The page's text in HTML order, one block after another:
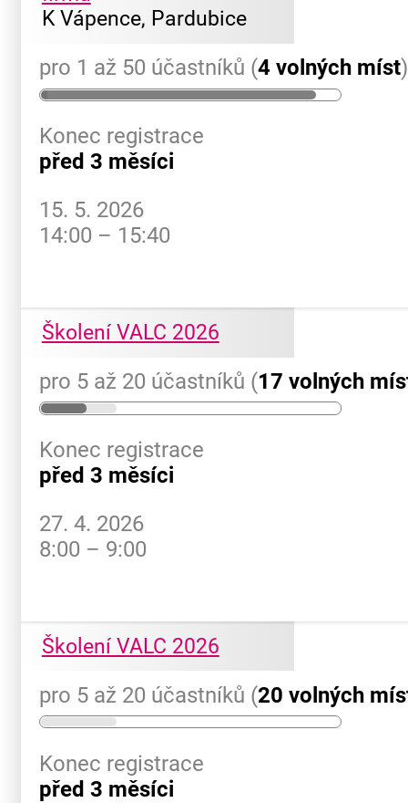
K Vápence, Pardubice
pro 1 až 50 účastníků (4 volných míst)
Konec registrace
před 3 měsíci
15. 5. 2026
14:00 – 15:40
Školení VALC 2026
pro 5 až 20 účastníků (17 volných
Konec registrace
před 3 měsíci
27. 4. 2026
8:00 – 9:00
Školení VALC 2026
pro 5 až 20 účastníků (20 volných
Konec registrace
před 3 měsíci